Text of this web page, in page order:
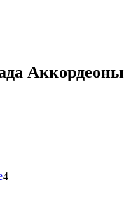
Аккордеоны
4